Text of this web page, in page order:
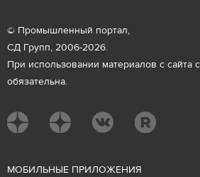
© Промышленный портал,
СД Групп, 2006-2026.
При использовании материалов с сайта
обязательна.
МОБИЛЬНЫЕ ПРИЛОЖЕНИЯ